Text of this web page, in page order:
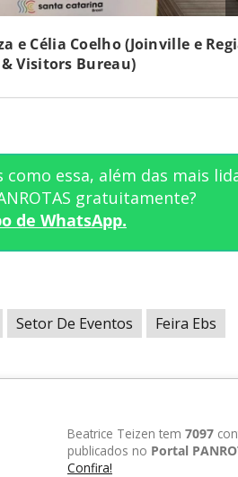
e Célia Coelho (Joinville e
Visitors Bureau)
essa, além das mais
gratuitamente?
de WhatsApp.
Setor De Eventos Feira Ebs
Beatrice Teizen tem 7097
publicados no Portal
Confira!